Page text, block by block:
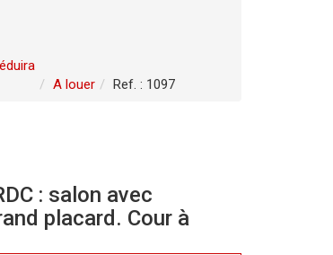
A louer Ref. : 1097
: salon avec
placard. Cour à